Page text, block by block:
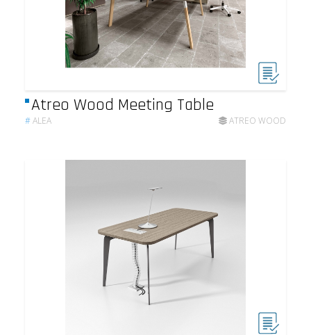
Atreo Wood Meeting Table
#ALEA ATREO WOOD